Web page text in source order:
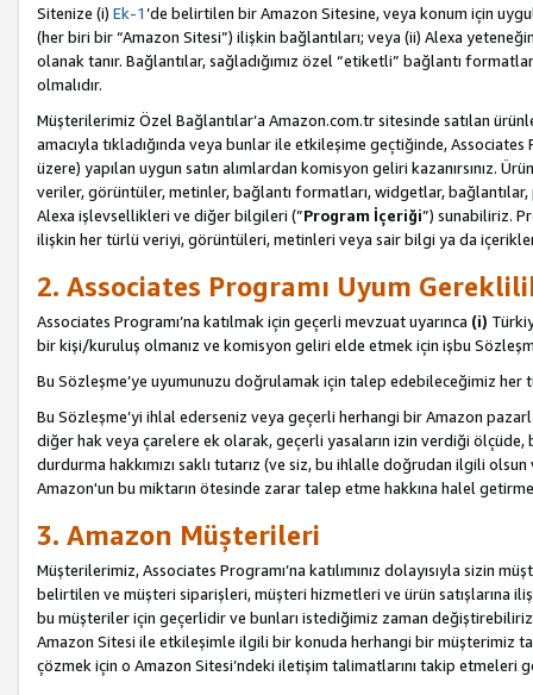
Sitenize (i) Ek-1’de belirtilen bir Amazon Sitesine, veya konum için
(her biri bir “Amazon Sitesi”) ilişkin bağlantıları; veya (ii) Alexa
olanak tanır. Bağlantılar, sağladığımız özel “etiketli” bağlantı
olmalıdır.
Müşterilerimiz Özel Bağlantılar’a Amazon.com.tr sitesinde satılan
amacıyla tıkladığında veya bunlar ile etkileşime geçtiğinde,
üzere) yapılan uygun satın alımlardan komisyon geliri kazanırsınız.
veriler, görüntüler, metinler, bağlantı formatları, widgetlar,
Alexa işlevsellikleri ve diğer bilgileri (”Program İçeriği”) sunabiliriz.
ilişkin her türlü veriyi, görüntüleri, metinleri veya sair bilgi ya da içerikleri
2. Associates Programı Uyum
Associates Programı’na katılmak için geçerli mevzuat uyarınca (i)
bir kişi/kuruluş olmanız ve komisyon geliri elde etmek için işbu
Bu Sözleşme’ye uyumunuzu doğrulamak için talep edebileceğimiz
Bu Sözleşme’yi ihlal ederseniz veya geçerli herhangi bir Amazon
diğer hak veya çarelere ek olarak, geçerli yasaların izin verdiği
durdurma hakkımızı saklı tutarız (ve siz, bu ihlalle doğrudan ilgili
Amazon'un bu miktarın ötesinde zarar talep etme hakkına halel
3. Amazon Müşterileri
Müşterilerimiz, Associates Programı’na katılımınız dolayısıyla sizin
belirtilen ve müşteri siparişleri, müşteri hizmetleri ve ürün satışlarına
bu müşteriler için geçerlidir ve bunları istediğimiz zaman
Amazon Sitesi ile etkileşimle ilgili bir konuda herhangi bir müşterimiz
çözmek için o Amazon Sitesi’ndeki iletişim talimatlarını takip etmeleri